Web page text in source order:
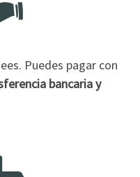
Puedes pagar con
bancaria y